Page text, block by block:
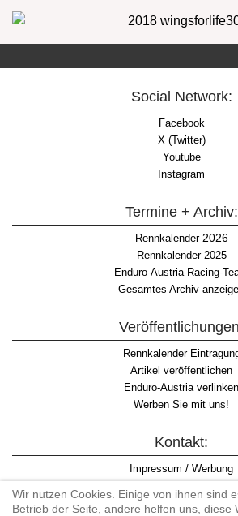
Social Network:
Facebook
X (Twitter)
Youtube
Instagram
Termine + Archiv:
Rennkalender2026
Rennkalender 2025
Enduro-Austria-Racing-
Gesamtes Archiv
Rennkalender
Artikel veröffentlichen
Enduro-Austria verlinken
Werben Sie mit uns!
Kontakt:
Impressum / Werbung
Datenschutzinformation
Informationspflicht WKO
Wir nutzen Cookies. Einige von ihnen sind
Betrieb der Seite, andere helfen uns, diese